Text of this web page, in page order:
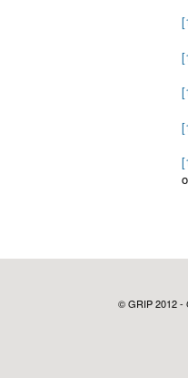
© GRIP 2012 -